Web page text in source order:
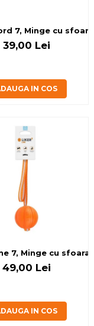
4kg
7, Minge cu
39,00 Lei
IN COS
diametru 9 cm
7, Minge cu
49,00 Lei
IN COS